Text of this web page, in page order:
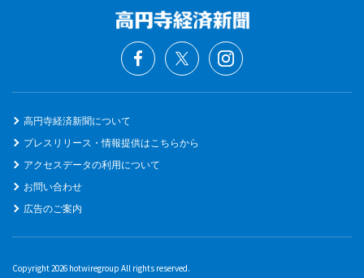
高円寺経済新聞について
プレスリリース・情報提供はこちらから
アクセスデータの利用について
お問い合わせ
広告のご案内
Copyright 2026 hotwiregroup All rights reserved.